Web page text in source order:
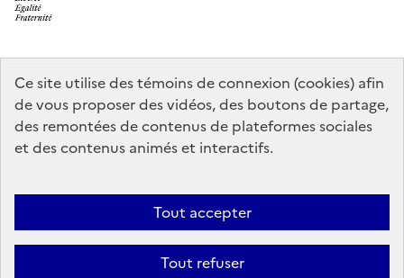
Ce site utilise des témoins de connexion (cookies) afin
de vous proposer des vidéos, des boutons de partage,
des remontées de contenus de plateformes sociales
et des contenus animés et interactifs.
Tout accepter
Tout refuser
data.gouv.fr legifrance.gouv.fr
info.gouv.fr
service-public.gouv.fr
Mentions légales Accessibilité : partiellement conforme
Politique
d’utilisation des témoins de connexion (cookies)
Plan du site